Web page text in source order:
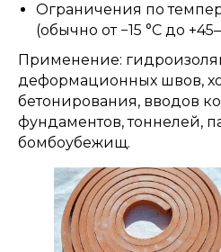
Ограничения по
(обычно от −15 °C до
Применение:
деформационных швов,
бетонирования, вводов
фундаментов, тоннелей,
бомбоубежищ.